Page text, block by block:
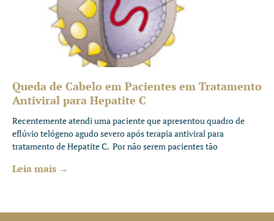
Queda de Cabelo em Pacientes em Tratamento
Antiviral para Hepatite C
Recentemente atendi uma paciente que apresentou quadro de
eflúvio telógeno agudo severo após terapia antiviral para
tratamento de Hepatite C. Por não serem pacientes tão
Leia mais →